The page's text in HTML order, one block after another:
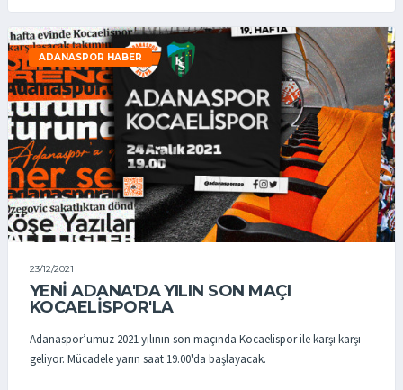
ADANASPOR HABER
23/12/2021
YENİ ADANA'DA YILIN SON MAÇI
KOCAELİSPOR'LA
Adanaspor’umuz 2021 yılının son maçında Kocaelispor ile karşı karşı
geliyor. Mücadele yarın saat 19.00'da başlayacak.